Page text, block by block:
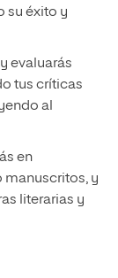
su éxito y
evaluarás
tus críticas
al
en
y
literarias y